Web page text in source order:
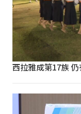
西拉雅成第17族